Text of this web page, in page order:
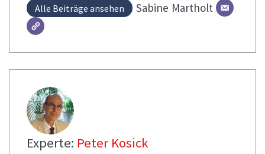
Alle Beiträge ansehen Sabine Martholt
Experte: Peter Kosick